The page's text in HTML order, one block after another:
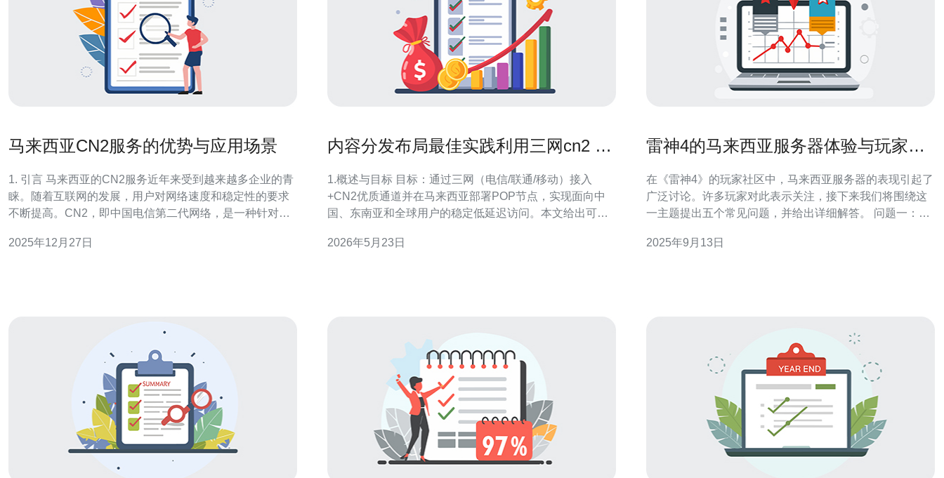
马来西亚CN2服务的优势与应用场景
1. 引言 马来西亚的CN2服务近年来受到越来越多企业的青
睐。随着互联网的发展，用户对网络速度和稳定性的要求
不断提高。CN2，即中国电信第二代网络，是一种针对跨
服务的优势及其具体应用场景。 2. CN2服务的基本特点
2025年12月27日
内容分发布局最佳实践利用三网cn2 马
1.概述与目标 目标：通过三网（电信/联通/移动）接入
+CN2优质通道并在马来西亚部署POP节点，实现面向中
国、东南亚和全球用户的稳定低延迟访问。本文给出可执
步骤。 2.前置条件与清单准备 步骤：1) 统计业务流量分布
2026年5月23日
雷神4的马来西亚服务器体验与玩家反
在《雷神4》的玩家社区中，马来西亚服务器的表现引起了
广泛讨论。许多玩家对此表示关注，接下来我们将围绕这
一主题提出五个常见问题，并给出详细解答。 问题一：马
来西亚服务器的延迟表现相对良好。大部分玩家在进行游
2025年9月13日